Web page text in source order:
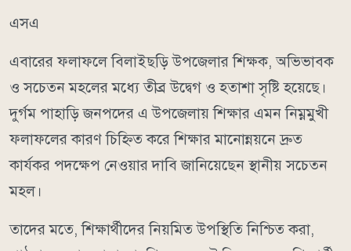
এসএ
এবারের ফলাফলে বিলাইছড়ি উপজেলার শিক্ষক, অভিভাবক
ও সচেতন মহলের মধ্যে তীব্র উদ্বেগ ও হতাশা সৃষ্টি হয়েছে।
দুর্গম পাহাড়ি জনপদের এ উপজেলায় শিক্ষার এমন নিম্নমুখী
ফলাফলের কারণ চিহ্নিত করে শিক্ষার মানোন্নয়নে দ্রুত
কার্যকর পদক্ষেপ নেওয়ার দাবি জানিয়েছেন স্থানীয় সচেতন
মহল।
তাদের মতে, শিক্ষার্থীদের নিয়মিত উপস্থিতি নিশ্চিত করা,